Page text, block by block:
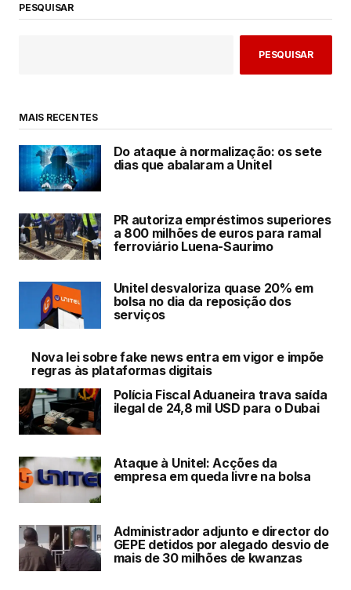
PESQUISAR
PESQUISAR
MAIS RECENTES
Do ataque à normalização: os sete
dias que abalaram a Unitel
PR autoriza empréstimos superiores
a 800 milhões de euros para ramal
ferroviário Luena-Saurimo
Unitel desvaloriza quase 20% em
bolsa no dia da reposição dos
serviços
Nova lei sobre fake news entra em vigor e impõe
regras às plataformas digitais
Polícia Fiscal Aduaneira trava saída
ilegal de 24,8 mil USD para o Dubai
Ataque à Unitel: Acções da
empresa em queda livre na bolsa
Administrador adjunto e director do
GEPE detidos por alegado desvio de
mais de 30 milhões de kwanzas